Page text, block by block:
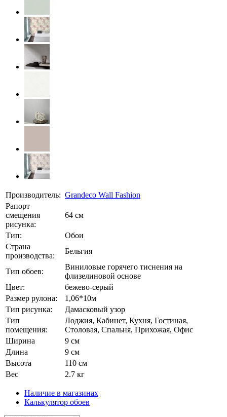
Производитель: Grandeco Wall Fashion
Рапорт
смещения
рисунка:
64 см
Тип:
Обои
Страна
производства:
Бельгия
Тип обоев:
Виниловые горячего тиснения на
флизелиновой основе
Цвет:
бежево-серый
Размер рулона:
1,06*10м
Тип рисунка:
Дамасковый узор
Тип
помещения:
Лоджия, Кабинет, Кухня, Гостиная,
Столовая, Спальня, Прихожая, Офис
Ширина
9 см
Длина
9 см
Высота
110 см
Вес
2.7 кг
Наличие в магазинах
Калькулятор обоев